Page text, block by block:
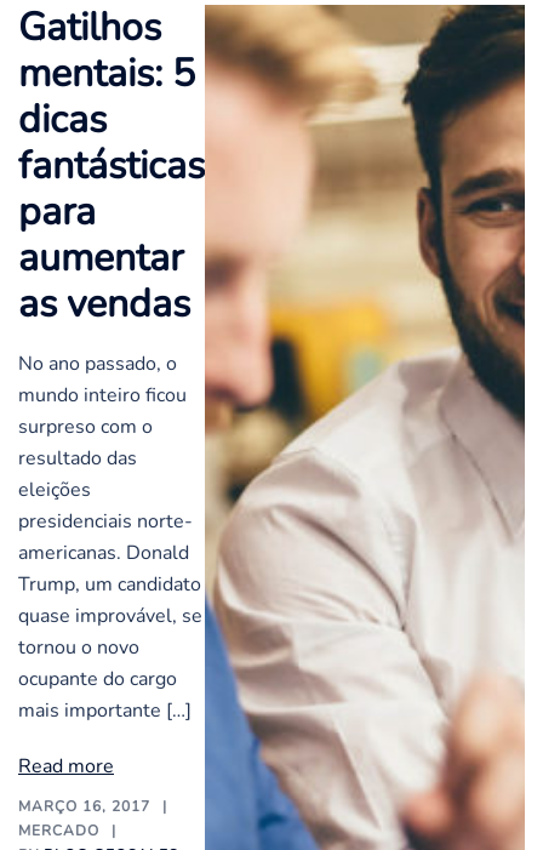
Gatilhos
mentais: 5
dicas
fantásticas
para
aumentar
as vendas
No ano passado, o
mundo inteiro ficou
surpreso com o
resultado das
eleições
presidenciais norte-
americanas. Donald
Trump, um candidato
quase improvável, se
tornou o novo
ocupante do cargo
mais importante […]
Read more
MARÇO 16, 2017
MERCADO